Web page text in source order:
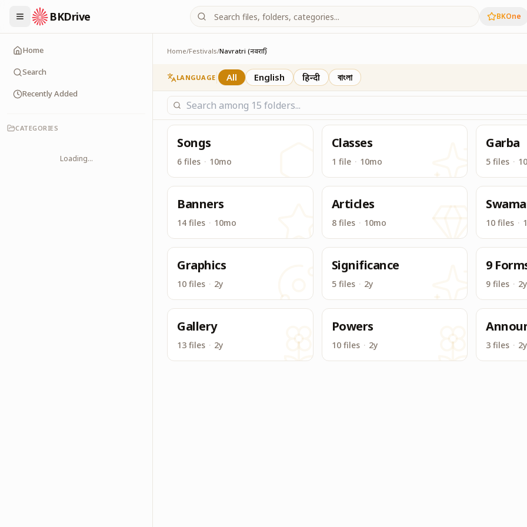
BKDrive BKOne
Home
Search
Recently Added
CATEGORIES
Loading...
नवरात्रि के लिए विशेष सेवा सामग्री, जिसमें स्वमान, नवदुर्गा स्वरूप की चित्रें, बैनर्स, गीत, लेख,
Navratri (नवरात्रि)
Home/Festivals/Navratri (नवरात्रि)
LANGUAGE All English हिन्दी বাংলা
Songs
6 files · 10mo
Classes
1 file · 10mo
Garba
5 files ·
Banners
14 files · 10mo
Articles
8 files · 10mo 10 files ·
Graphics
10 files · 2y
Significance
5 files · 2y
9
9 files · 2y
Gallery
13 files · 2y
Powers
10 files · 2y 3 files · 2y